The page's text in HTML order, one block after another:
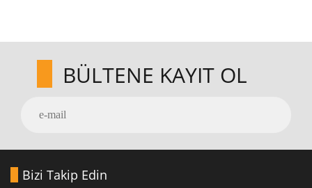
BÜLTENE KAYIT OL
Bizi Takip Edin